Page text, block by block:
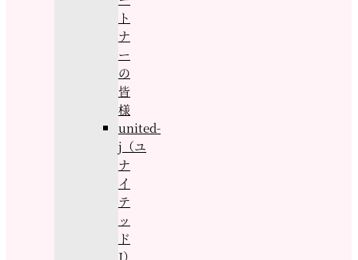
ト
ナ
ー
の
皆
様
united-
j（ユ
ナ
イ
テ
ッ
ド
J）